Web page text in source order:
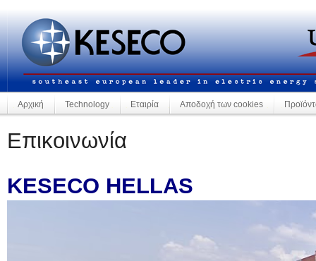
Αρχική Technology Εταιρία Αποδοχή των cookies
Επικοινωνία
KESECO HELLAS